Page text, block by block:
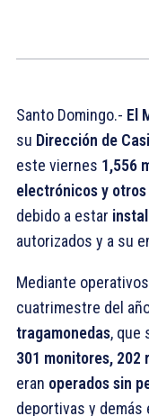
Santo Domingo.- El
su Dirección de
este viernes 1,556
electrónicos y otros
debido a estar
autorizados y a su
Mediante
cuatrimestre del
tragamonedas, que
301 monitores, 202
eran operados sin
deportivas y